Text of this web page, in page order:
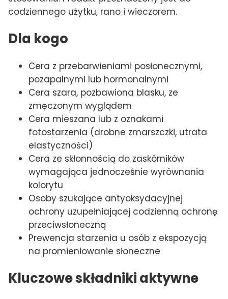
codziennego użytku, rano i wieczorem.
Dla kogo
Cera z przebarwieniami posłonecznymi,
pozapalnymi lub hormonalnymi
Cera szara, pozbawiona blasku, ze
zmęczonym wyglądem
Cera mieszana lub z oznakami
fotostarzenia (drobne zmarszczki, utrata
elastyczności)
Cera ze skłonnością do zaskórników
wymagająca jednocześnie wyrównania
kolorytu
Osoby szukające antyoksydacyjnej
ochrony uzupełniającej codzienną ochronę
przeciwsłoneczną
Prewencja starzenia u osób z ekspozycją
na promieniowanie słoneczne
Kluczowe składniki aktywne